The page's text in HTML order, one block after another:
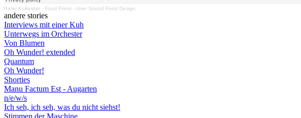
Peter Kollreider · Food Prints - über Sound Food Design
andere stories
Interviews mit einer Kuh
Unterwegs im Orchester
Von Blumen
Oh Wunder! extended
Quantum
Oh Wunder!
Shorties
Manu Factum Est - Augarten
n/e/w/s
Ich seh, ich seh, was du nicht siehst!
Stimmen der Maschine